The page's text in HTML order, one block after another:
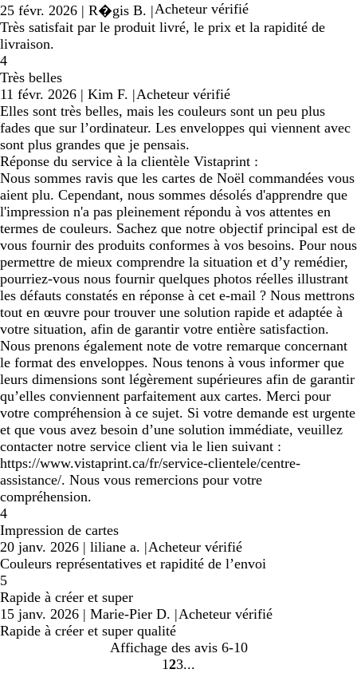
25 févr. 2026 | R�gis B. |Acheteur vérifié
Très satisfait par le produit livré, le prix et la rapidité de
livraison.
4
Très belles
11 févr. 2026 | Kim F. |Acheteur vérifié
Elles sont très belles, mais les couleurs sont un peu plus
fades que sur l’ordinateur. Les enveloppes qui viennent avec
sont plus grandes que je pensais.
Réponse du service à la clientèle Vistaprint :
Nous sommes ravis que les cartes de Noël commandées vous
aient plu. Cependant, nous sommes désolés d'apprendre que
l'impression n'a pas pleinement répondu à vos attentes en
termes de couleurs. Sachez que notre objectif principal est de
vous fournir des produits conformes à vos besoins. Pour nous
permettre de mieux comprendre la situation et d’y remédier,
pourriez-vous nous fournir quelques photos réelles illustrant
les défauts constatés en réponse à cet e-mail ? Nous mettrons
tout en œuvre pour trouver une solution rapide et adaptée à
votre situation, afin de garantir votre entière satisfaction.
Nous prenons également note de votre remarque concernant
le format des enveloppes. Nous tenons à vous informer que
leurs dimensions sont légèrement supérieures afin de garantir
qu’elles conviennent parfaitement aux cartes. Merci pour
votre compréhension à ce sujet. Si votre demande est urgente
et que vous avez besoin d’une solution immédiate, veuillez
contacter notre service client via le lien suivant :
https://www.vistaprint.ca/fr/service-clientele/centre-
assistance/. Nous vous remercions pour votre
compréhension.
4
Impression de cartes
20 janv. 2026 | liliane a. |Acheteur vérifié
Couleurs représentatives et rapidité de l’envoi
5
Rapide à créer et super
15 janv. 2026 | Marie-Pier D. |Acheteur vérifié
Rapide à créer et super qualité
Affichage des avis 6-10
Accéder
1 Accéder
2Accéder
3